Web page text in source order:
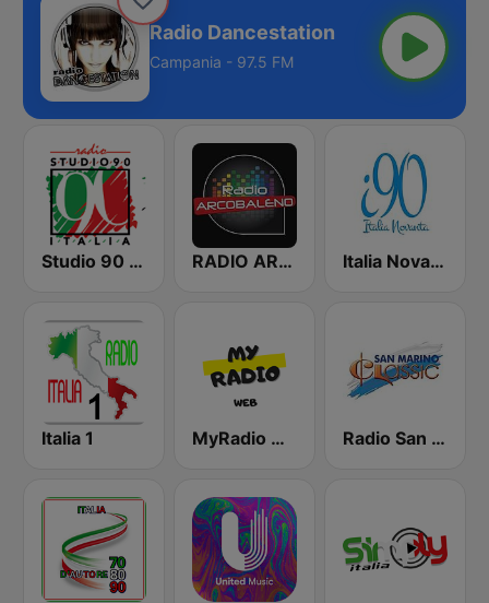
Radio Dancestation
Campania - 97.5 FM
Studio 90 Italia RADIO ARCOBALENO Italia Novanta - La musica italiana dei novanta
Italia 1 MyRadio Web Radio San Marino Classic